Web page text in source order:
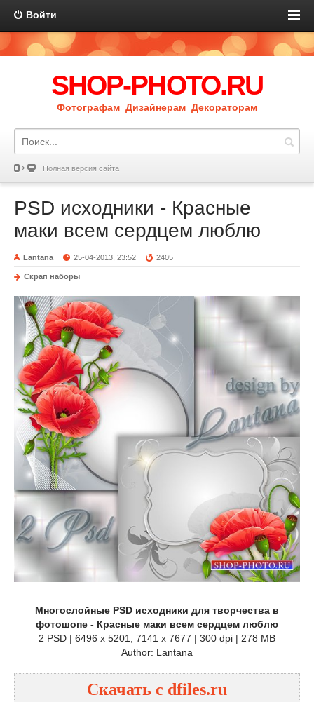
Войти
SHOP-PHOTO.RU
Фотографам Дизайнерам Декораторам
Полная версия сайта
PSD исходники - Красные
маки всем сердцем люблю
Lantana 25-04-2013, 23:52 2405
Скрап наборы
Многослойные PSD исходники для творчества в
фотошопе - Красные маки всем сердцем люблю
2 PSD | 6496 x 5201; 7141 x 7677 | 300 dpi | 278 MB
Author: Lantana
Скачать с dfiles.ru